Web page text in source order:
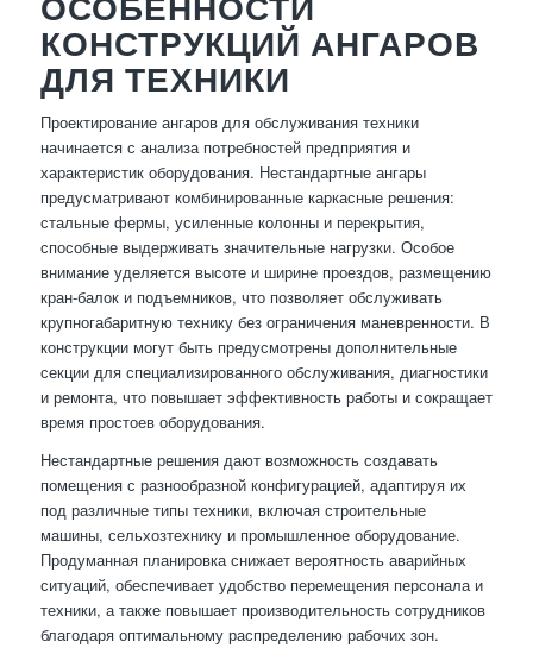
КОНСТРУКЦИЙ АНГАРОВ
ДЛЯ ТЕХНИКИ
Проектирование ангаров для обслуживания техники
начинается с анализа потребностей предприятия и
характеристик оборудования. Нестандартные ангары
предусматривают комбинированные каркасные решения:
стальные фермы, усиленные колонны и перекрытия,
способные выдерживать значительные нагрузки. Особое
внимание уделяется высоте и ширине проездов, размещению
кран-балок и подъемников, что позволяет обслуживать
крупногабаритную технику без ограничения маневренности. В
конструкции могут быть предусмотрены дополнительные
секции для специализированного обслуживания, диагностики
и ремонта, что повышает эффективность работы и сокращает
время простоев оборудования.
Нестандартные решения дают возможность создавать
помещения с разнообразной конфигурацией, адаптируя их
под различные типы техники, включая строительные
машины, сельхозтехнику и промышленное оборудование.
Продуманная планировка снижает вероятность аварийных
ситуаций, обеспечивает удобство перемещения персонала и
техники, а также повышает производительность сотрудников
благодаря оптимальному распределению рабочих зон.